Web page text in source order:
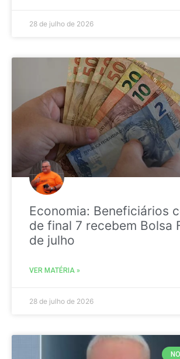
28 de julho de 2026
Economia: Beneficiários
de final 7 recebem Bolsa
de julho
VER MATÉRIA »
28 de julho de 2026